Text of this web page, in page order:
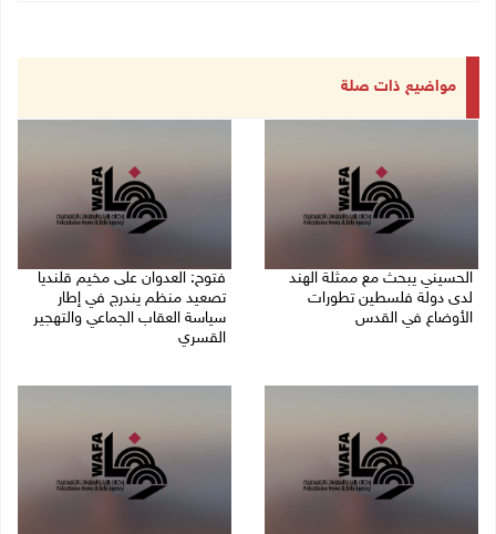
مواضيع ذات صلة
الحسيني يبحث مع ممثلة الهند
لدى دولة فلسطين تطورات
الأوضاع في القدس
فتوح: العدوان على مخيم قلنديا
تصعيد منظم يندرج في إطار
سياسة العقاب الجماعي والتهجير
القسري